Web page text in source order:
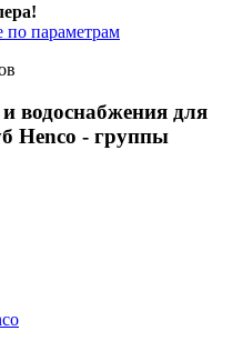
по параметрам
водоснабжения для
Henco - группы